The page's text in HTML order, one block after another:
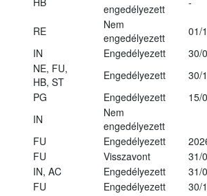
engedélyezett
RE
Nem
engedélyezett
01/
IN Engedélyezett
30/
NE, FU,
HB, ST
Engedélyezett
30/
PG Engedélyezett
15/
IN
Nem
engedélyezett
FU Engedélyezett
FU Visszavont
31/
IN, AC Engedélyezett
31/
FU Engedélyezett
30/